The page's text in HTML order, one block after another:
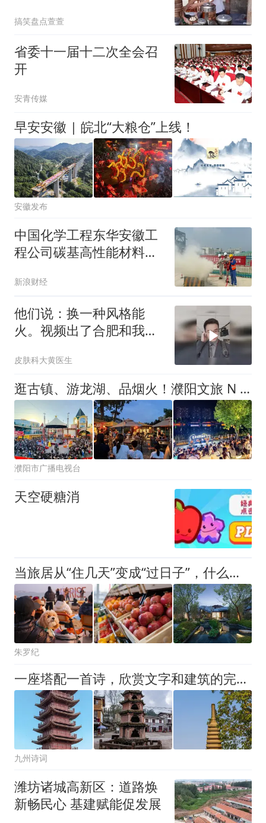
搞笑盘点萱萱
省委十一届十二次全会召
开
安青传媒
早安安徽 | 皖北“大粮仓”上线！
安徽发布
中国化学工程东华安徽工
程公司碳基高性能材料产
防大队开展消防应急演练
新浪财经
他们说：换一种风格能
火。视频出了合肥和我说
皮肤科大黄医生
逛古镇、游龙湖、品烟火！濮阳文旅 N 种打开方式，哪一款戳中你？
濮阳市广播电视台
天空硬糖消
当旅居从“住几天”变成“过日子”，什么样的社区值得长期选择？
朱罗纪
一座塔配一首诗，欣赏文字和建筑的完美融合
九州诗词
潍坊诸城高新区：道路焕
新畅民心 基建赋能促发展